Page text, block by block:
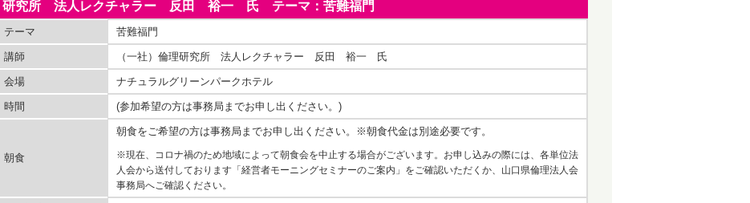
研究所 法人レクチャラー 反田 裕一 氏 テーマ：苦難福門
テーマ 苦難福門
講師 （一社）倫理研究所 法人レクチャラー 反田 裕一 氏
会場 ナチュラルグリーンパークホテル
時間 (参加希望の方は事務局までお申し出ください。)
朝食
朝食をご希望の方は事務局までお申し出ください。※朝食代金は別途必要です。
※現在、コロナ禍のため地域によって朝食会を中止する場合がございます。お申し込みの際には、各単位法
人会から送付しております「経営者モーニングセミナーのご案内」をご確認いただくか、山口県倫理法人会
事務局へご確認ください。